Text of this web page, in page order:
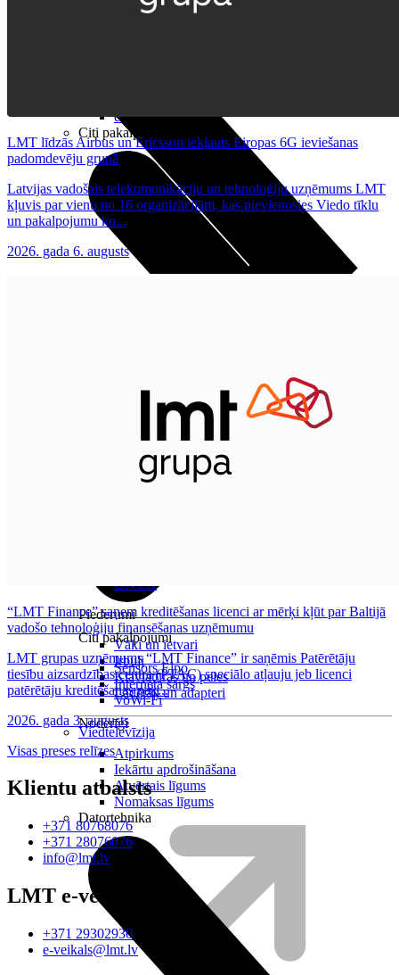
eSIM tehnoloģija
Citi pakalpojumi
Citi pakalpojumi
Sensors Elpo
Interneta sargs
VoWi-Fi
Viedtelevīzija
ONYX
Piederumi
Vāki un ietvari
Irbuļi
Klaviatūras un peles
Lādētāji un adapteri
Noderīgi
Atpirkums
Iekārtu apdrošināšana
Atvērtais līgums
Nomaksas līgums
Datortehnika
LMT līdzās Airbus un Ericsson iekļauts Eiropas 6G ieviešanas
padomdevēju grupā
Latvijas vadošais telekomunikāciju un tehnoloģiju uzņēmums LMT
kļuvis par vienu no 16 organizācijām, kas pievienosies Viedo tīklu
un pakalpojumu ko...
2026. gada 6. augusts
“LMT Finance” saņem kreditēšanas licenci ar mērķi kļūt par Baltijā
vadošo tehnoloģiju finansēšanas uzņēmumu
LMT grupas uzņēmums “LMT Finance” ir saņēmis Patērētāju
tiesību aizsardzības centra (PTAC) speciālo atļauju jeb licenci
patērētāju kreditēšanas pak...
2026. gada 3. augusts
Visas preses relīzes
Klientu atbalsts
+371 80768076
+371 28076076
info@lmt.lv
LMT e-veikals
+371 29302930
e-veikals@lmt.lv